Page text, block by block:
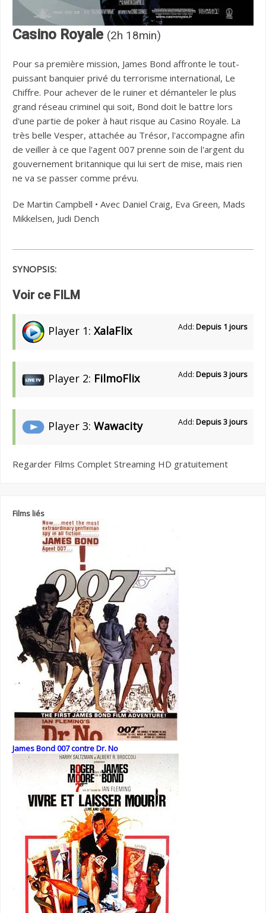
Casino Royale (2h 18min)
Pour sa première mission, James Bond affronte le tout-
puissant banquier privé du terrorisme international, Le
Chiffre. Pour achever de le ruiner et démanteler le plus
grand réseau criminel qui soit, Bond doit le battre lors
d'une partie de poker à haut risque au Casino Royale. La
très belle Vesper, attachée au Trésor, l'accompagne afin
de veiller à ce que l'agent 007 prenne soin de l'argent du
gouvernement britannique qui lui sert de mise, mais rien
ne va se passer comme prévu.
De Martin Campbell • Avec Daniel Craig, Eva Green, Mads
Mikkelsen, Judi Dench
SYNOPSIS:
Voir ce FILM
Player 1: XalaFlix Add: Depuis 1 jours
Player 2: FilmoFlix Add: Depuis 3 jours
Player 3: Wawacity Add: Depuis 3 jours
Regarder Films Complet Streaming HD gratuitement
Films liés
James Bond 007 contre Dr. No